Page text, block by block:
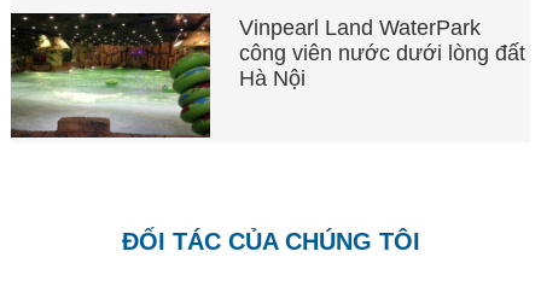
Vinpearl Land WaterPark
công viên nước dưới lòng đất
Hà Nội
ĐỐI TÁC CỦA CHÚNG TÔI